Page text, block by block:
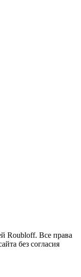
Roubloff. Все права
без согласия